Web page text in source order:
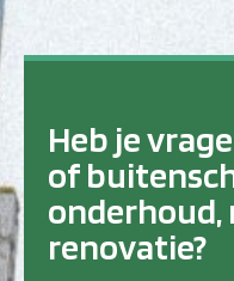
Heb je
of
renovatie?